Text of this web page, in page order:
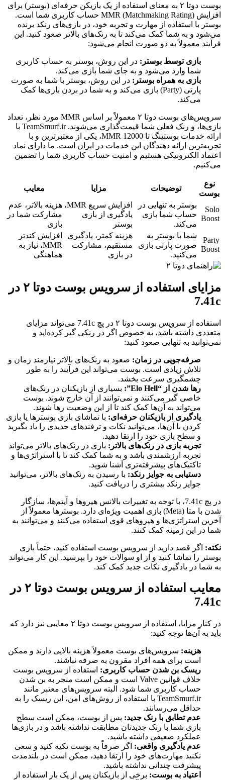
بوست دوتا ۲ به معنای استفاده از یک بازیکن حرفه‌ای (بوستر) برای
افزایش MMR (Matchmaking Rating) حساب کاربری شما است.
بوستر با استفاده از مهارت و تجربه خود، در بازی‌های رنکد برنده
می‌شود و به شما کمک می‌کند تا به رنک‌های بالاتر صعود کنید. این
فرآیند معمولاً به دو صورت انجام می‌شود:
بازی توسط بوستر: در این روش، بوستر به حساب کاربری
شما وارد می‌شود و به جای شما بازی می‌کند.
بازی به همراه بوستر: در این روش، بوستر با شما به صورت
پارتی (Party) بازی می‌کند و به شما در بردن بازی‌ها کمک
می‌کند.
سرویس‌های بوست دوتا ۲ معمولاً بر اساس MMR مورد نظر، تعداد
بازی‌ها، و رنک فعلی شما قیمت‌گذاری می‌شوند. TeamSmurf.ir با
ارائه خدمات بوستینگ تا MMR 12000، یکی از معتبرترین و با
تجربه‌ترین ارائه دهندگان این خدمات در ایران است. ما دارای نماد
اعتماد الکترونیکی هستیم و امنیت حساب کاربری شما را تضمین
می‌کنیم.
نوع
بوست
توضیحات مزایا معایب
Solo
Boost
بوستر به تنهایی در
حساب شما بازی
می‌کند.
افزایش سریع MMR،
یادگیری از بازی
بوستر
هزینه بالاتر، عدم
مشارکت شما در
بازی
Party
Boost
شما با بوستر به
صورت پارتی بازی
می‌کنید.
هزینه کمتر، یادگیری
مستقیم، مشارکت
در بازی
افزایش کندتر
MMR، نیاز به
هماهنگی
مزایای استفاده از سرویس بوست دوتا ۲ در
7.41c
استفاده از سرویس بوست دوتا ۲ در پچ 7.41c می‌تواند مزایای
متعددی داشته باشد، به خصوص اگر در رنکی گیر کرده‌اید و
نمی‌توانید به تنهایی صعود کنید:
صرفه‌جویی در زمان: صعود به رنک‌های بالاتر نیازمند زمان و
تلاش زیادی است. بوست می‌تواند این فرآیند را به طور
چشمگیری سرعت بخشد.
رها شدن از “Elo Hell”:
بسیاری از بازیکنان در رنک‌های
خاصی گیر می‌کنند و نمی‌توانند از آن خارج شوند. بوست
می‌تواند به آن‌ها کمک کند تا از این وضعیت رها شوند.
یادگیری از بازیکنان حرفه‌ای: با تماشای بازی بوسترها یا بازی
کردن با آن‌ها، می‌توانید نکات و ترفندهای جدیدی را یاد بگیرید
و سطح بازی خود را ارتقا دهید.
تجربه بازی در رنک‌های بالاتر: بازی در رنک‌های بالاتر می‌تواند
تجربه ارزشمندی باشد و به شما کمک کند تا با استراتژی‌ها و
تاکتیک‌های پیشرفته‌تری آشنا شوید.
دستیابی به جوایز رنکد: با رسیدن به رنک‌های بالاتر، می‌توانید
جوایز رنکد بیشتری را دریافت کنید.
در پچ 7.41c، با توجه به تغییرات بالانس هیروها و آیتم‌ها، سازگار
شدن با متا (Meta) بازی اهمیت ویژه‌ای دارد. بوسترها معمولاً از
آخرین استراتژی‌ها و هیروهای قوی استفاده می‌کنند و می‌توانند به
شما در این زمینه کمک کنند.
نکته: اگر قصد دارید از سرویس بوست استفاده کنید، حتماً بازی
بوستر را تماشا کنید و از او سوالات خود را بپرسید. این کار می‌تواند
به شما در یادگیری نکات جدید کمک کند.
معایب استفاده از سرویس بوست دوتا ۲ در
7.41c
در کنار مزایا، استفاده از سرویس بوست دوتا ۲ معایبی نیز دارد که
باید به آن‌ها توجه کنید:
هزینه: سرویس‌های بوست معمولاً هزینه بالایی دارند و ممکن
است برای همه افراد مقرون به صرفه نباشند.
ریسک بن شدن حساب کاربری: استفاده از سرویس بوست
خلاف قوانین Valve است و ممکن است منجر به بن شدن
حساب کاربری شما شود. البته سرویس‌های معتبر مانند
TeamSmurf.ir با استفاده از روش‌های امن، این ریسک را به
حداقل می‌رسانند.
عدم تطابق با رنک جدید: پس از بوست، ممکن است سطح
بازی شما با رنک جدیدتان مطابقت نداشته باشد و در بازی‌ها
عملکرد ضعیفی داشته باشید.
عدم یادگیری واقعی: اگر صرفاً به بوست تکیه کنید و سعی
نکنید مهارت‌های خود را ارتقا دهید، ممکن است در بلندمدت
پیشرفت چندانی نداشته باشید.
اعتیاد به بوست: برخی از بازیکنان پس از یک بار استفاده از